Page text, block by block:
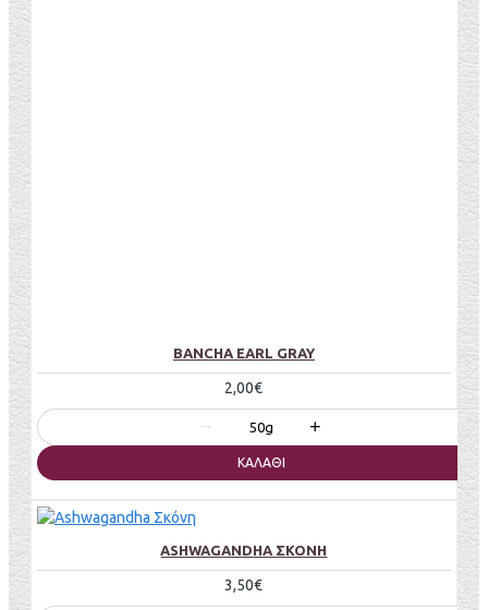
BANCHA EARL GRAY
2,00€
− 50g +
ΚΑΛΆΘΙ
ASHWAGANDHA ΣΚΌΝΗ
3,50€